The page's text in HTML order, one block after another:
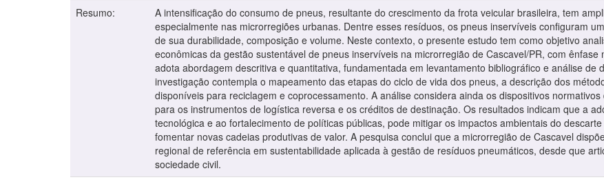
Resumo:
A intensificação do consumo de pneus, resultante do crescimento da frota veicular brasileira, tem
especialmente nas microrregiões urbanas. Dentre esses resíduos, os pneus inservíveis configuram
de sua durabilidade, composição e volume. Neste contexto, o presente estudo tem como objetivo
econômicas da gestão sustentável de pneus inservíveis na microrregião de Cascavel/PR, com
adota abordagem descritiva e quantitativa, fundamentada em levantamento bibliográfico e análise de
investigação contempla o mapeamento das etapas do ciclo de vida dos pneus, a descrição dos
disponíveis para reciclagem e coprocessamento. A análise considera ainda os dispositivos
para os instrumentos de logística reversa e os créditos de destinação. Os resultados indicam que a
tecnológica e ao fortalecimento de políticas públicas, pode mitigar os impactos ambientais do
fomentar novas cadeias produtivas de valor. A pesquisa conclui que a microrregião de Cascavel
regional de referência em sustentabilidade aplicada à gestão de resíduos pneumáticos, desde que
sociedade civil.